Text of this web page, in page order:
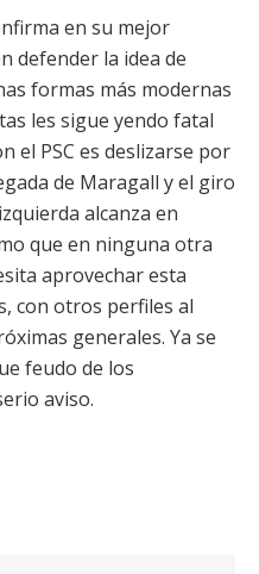
en su mejor
defender la idea de
formas más modernas
les sigue yendo fatal
el PSC es deslizarse por
de Maragall y el giro
alcanza en
que en ninguna otra
aprovechar esta
con otros perfiles al
generales. Ya se
feudo de los
aviso.